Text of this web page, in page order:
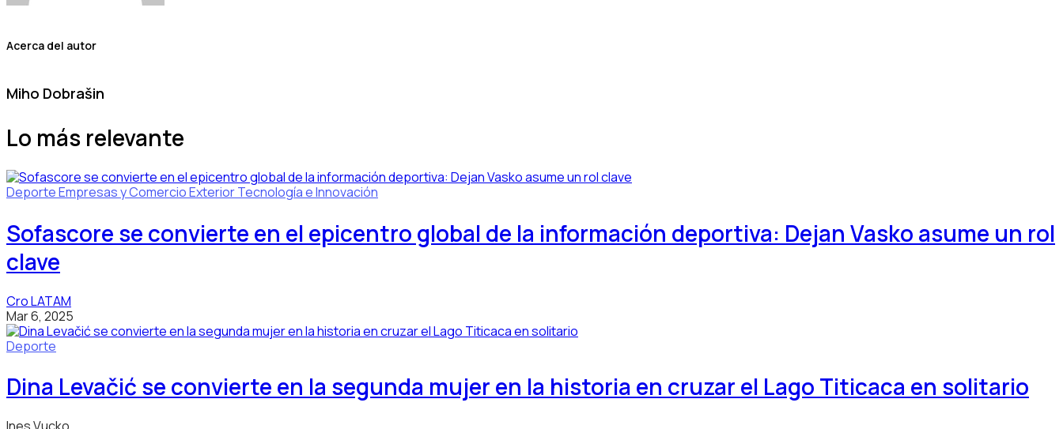
Acerca del autor
Miho Dobrašin
Lo más relevante
DeporteEmpresas y Comercio ExteriorTecnología e Innovación
Sofascore se convierte en el epicentro global de la información deportiva: Dejan Vasko asume un rol
clave
Cro LATAM
Mar 6, 2025
Deporte
Dina Levačić se convierte en la segunda mujer en la historia en cruzar el Lago Titicaca en solitario